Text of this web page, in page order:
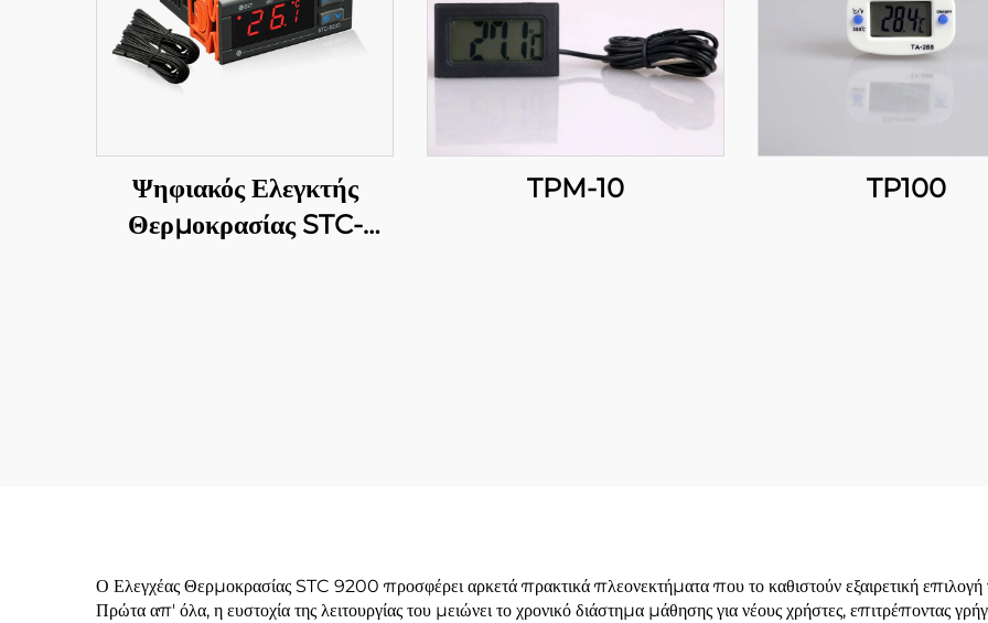
Ψηφιακός Ελεγκτής
Θερμοκρασίας STC-
TPM-10 TP100
Ο Ελεγχέας Θερμοκρασίας STC 9200 προσφέρει αρκετά πρακτικά πλεονεκτήματα που το καθιστούν εξαιρετική επιλογή
Πρώτα απ' όλα, η ευστοχία της λειτουργίας του μειώνει το χρονικό διάστημα μάθησης για νέους χρήστες, επιτρέποντας